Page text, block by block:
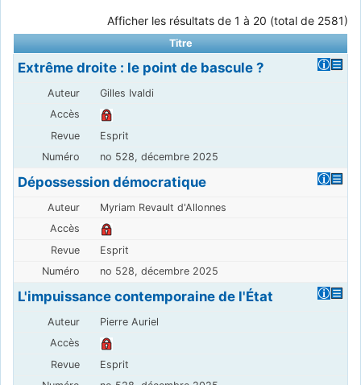
Afficher les résultats de 1 à 20 (total de 2581)
Titre
Extrême droite : le point de bascule ?
Gilles Ivaldi
Esprit
no 528, décembre 2025
Dépossession démocratique
Myriam Revault d'Allonnes
Esprit
no 528, décembre 2025
L'impuissance contemporaine de l'État
Pierre Auriel
Esprit